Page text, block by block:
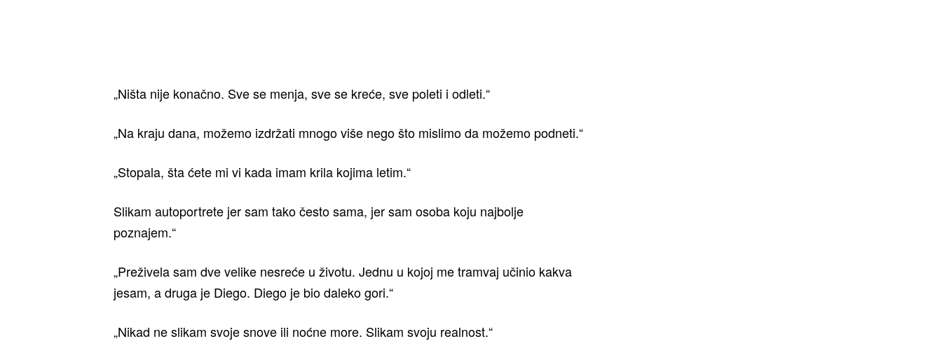
„Ništa nije konačno. Sve se menja, sve se kreće, sve poleti i odleti.“
„Na kraju dana, možemo izdržati mnogo više nego što mislimo da možemo podneti.“
„Stopala, šta ćete mi vi kada imam krila kojima letim.“
Slikam autoportrete jer sam tako često sama, jer sam osoba koju najbolje
poznajem.“
„Preživela sam dve velike nesreće u životu. Jednu u kojoj me tramvaj učinio kakva
jesam, a druga je Diego. Diego je bio daleko gori.“
„Nikad ne slikam svoje snove ili noćne more. Slikam svoju realnost.“